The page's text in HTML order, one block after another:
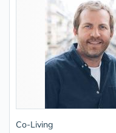
Co-Living